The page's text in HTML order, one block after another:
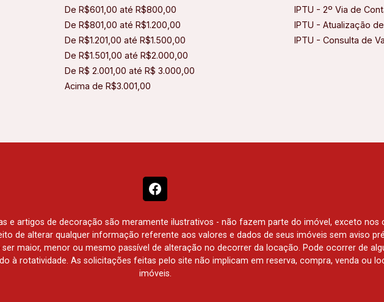
De R$601,00 até R$800,00
De R$801,00 até R$1.200,00
De R$1.201,00 até R$1.500,00
De R$1.501,00 até R$2.000,00
De R$ 2.001,00 até R$ 3.000,00
Acima de R$3.001,00
IPTU - 2º Via de
IPTU - Atualização
IPTU - Consulta de
e artigos de decoração são meramente ilustrativos - não fazem parte do imóvel, exceto nos
de alterar qualquer informação referente aos valores e dados de seus imóveis sem aviso
maior, menor ou mesmo passível de alteração no decorrer da locação. Pode ocorrer de
à rotatividade. As solicitações feitas pelo site não implicam em reserva, compra, venda ou
imóveis.